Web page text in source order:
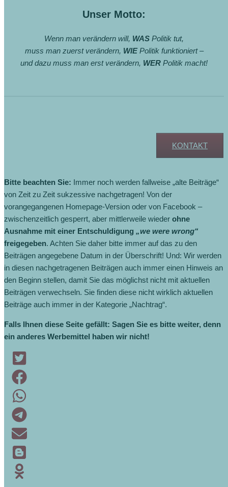
Unser Motto:
Wenn man verändern will, WAS Politik tut,
muss man zuerst verändern, WIEPolitik funktioniert –
und dazu muss man erst verändern, WER Politik macht!
KONTAKT
Bitte beachten Sie: Immer noch werden fallweise „alte Beiträge“
von Zeit zu Zeit sukzessive nachgetragen! Von der
vorangegangenen Homepage-Version oder von Facebook –
zwischenzeitlich gesperrt, aber mittlerweile wieder ohne
Ausnahme mit einer Entschuldigung „we were wrong“
freigegeben. Achten Sie daher bitte immer auf das zu den
Beiträgen angegebene Datum in der Überschrift! Und: Wir werden
in diesen nachgetragenen Beiträgen auch immer einen Hinweis an
den Beginn stellen, damit Sie das möglichst nicht mit aktuellen
Beiträgen verwechseln. Sie finden diese nicht wirklich aktuellen
Beiträge auch immer in der Kategorie „Nachtrag“.
Falls Ihnen diese Seite gefällt: Sagen Sie es bitte weiter, denn
ein anderes Werbemittel haben wir nicht!